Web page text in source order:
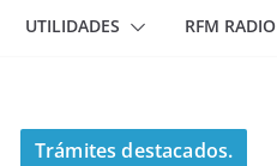
UTILIDADES RFM RADIO
Trámites destacados.